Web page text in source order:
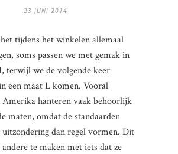
23 JUNI 2014
tijdens het winkelen allemaal
soms passen we met gemak in
terwijl we de volgende keer
een maat L komen. Vooral
hanteren vaak behoorlijk
maten, omdat de standaarden
uitzondering dan regel vormen. Dit
te maken met iets dat ze